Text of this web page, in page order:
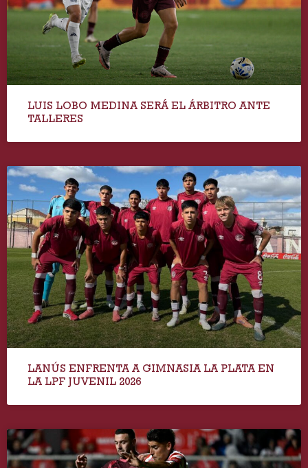
LUIS LOBO MEDINA SERÁ EL ÁRBITRO ANTE
TALLERES
LANÚS ENFRENTA A GIMNASIA LA PLATA EN
LA LPF JUVENIL 2026